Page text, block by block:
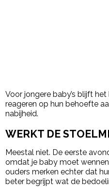
Voor jongere baby’s blijft
reageren op hun behoefte
nabijheid.
WERKT DE
Meestal niet. De eerste
omdat je baby moet
ouders merken echter dat
beter begrijpt wat de